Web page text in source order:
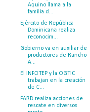
Aquino llama a la
familia d...
Ejército de República
Dominicana realiza
reconocim...
Gobierno va en auxiliar de
productores de Rancho
A...
El INFOTEP y la OGTIC
trabajan en la creación
de C...
FARD realiza acciones de
rescate en diversos